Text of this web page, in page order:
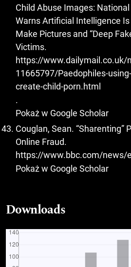
Child Abuse Images:
Warns Artificial Intelligence
Make Pictures and “Deep
Victims.
https://www.dailymail.co.uk/
11665797/Paedophiles-
create-child-porn.html
.
Pokaż w Google Scholar
Couglan, Sean. “Sharenting”
Online Fraud.
https://www.bbc.com/news/
Pokaż w Google Scholar
Downloads